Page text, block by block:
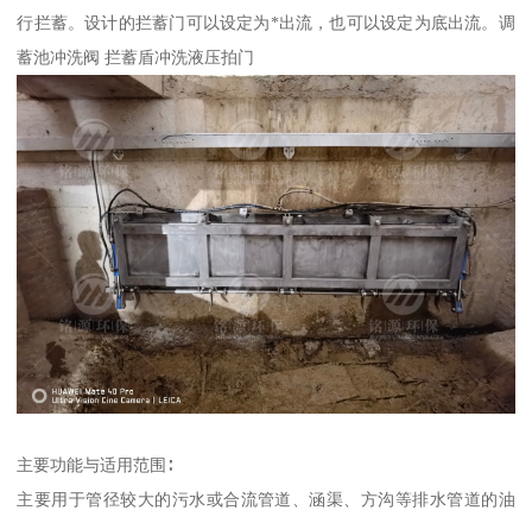
行拦蓄。设计的拦蓄门可以设定为*出流，也可以设定为底出流。调
蓄池冲洗阀 拦蓄盾冲洗液压拍门
主要功能与适用范围∶
主要用于管径较大的污水或合流管道、涵渠、方沟等排水管道的油